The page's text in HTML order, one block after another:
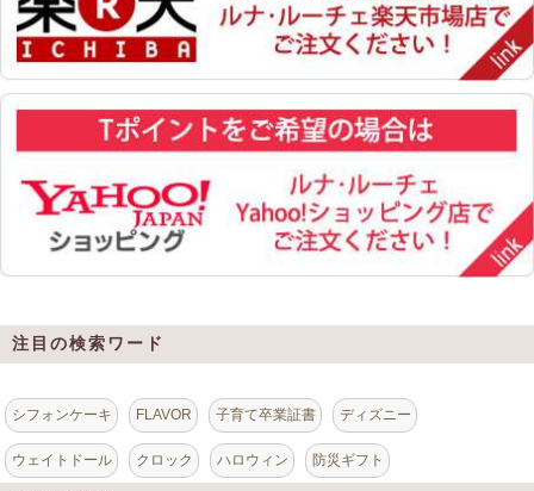
注目の検索ワード
シフォンケーキ FLAVOR 子育て卒業証書 ディズニー
ウェイトドール クロック ハロウィン 防災ギフト